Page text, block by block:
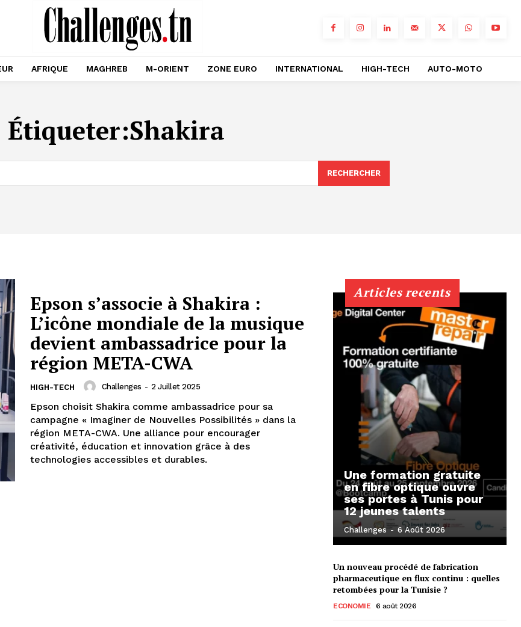
AFRIQUE MAGHREB M-ORIENT ZONE EURO INTERNATIONAL HIGH-TECH AUTO-MOTO
Étiqueter:Shakira
RECHERCHER
Epson s’associe à Shakira :
L’icône mondiale de la musique
devient ambassadrice pour la
région META-CWA
HIGH-TECH Challenges - 2 Juillet 2025
Epson choisit Shakira comme ambassadrice pour sa
campagne « Imaginer de Nouvelles Possibilités » dans la
région META-CWA. Une alliance pour encourager
créativité, éducation et innovation grâce à des
technologies accessibles et durables.
Articles recents
Une formation gratuite
en fibre optique ouvre
ses portes à Tunis pour
12 jeunes talents
Challenges - 6 Août 2026
Un nouveau procédé de fabrication
pharmaceutique en flux continu : quelles
retombées pour la Tunisie ?
ECONOMIE 6 août 2026